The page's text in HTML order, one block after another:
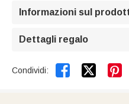
Informazioni sul
Dettagli regalo
Condividi:  